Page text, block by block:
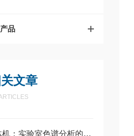
品
文章
氢空一体机：实验室色谱分析的一体化气源设备